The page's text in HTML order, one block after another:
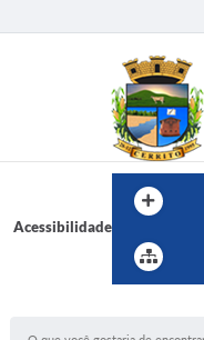
Acessibilidade